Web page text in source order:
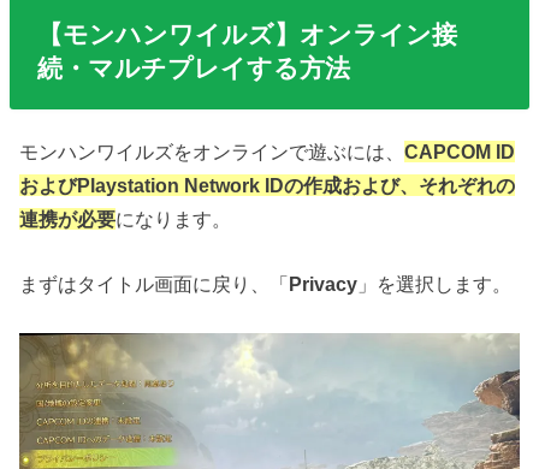
【モンハンワイルズ】オンライン接
続・マルチプレイする方法
モンハンワイルズをオンラインで遊ぶには、CAPCOM ID
およびPlaystation Network IDの作成および、それぞれの
連携が必要になります。
まずはタイトル画面に戻り、「 Privacy 」を選択します。